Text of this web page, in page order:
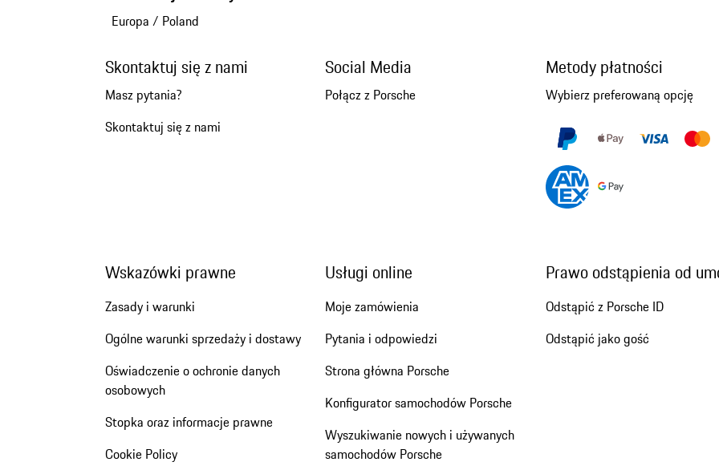
Europa / Poland
Skontaktuj się z nami
Masz pytania?
Skontaktuj się z nami
Social Media
Połącz z Porsche
Metody płatności
Wybierz preferowaną opcję
Wskazówki prawne
Zasady i warunki
Ogólne warunki sprzedaży i dostawy
Oświadczenie o ochronie danych
osobowych
Stopka oraz informacje prawne
Cookie Policy
Usługi online
Moje zamówienia
Pytania i odpowiedzi
Strona główna Porsche
Konfigurator samochodów Porsche
Wyszukiwanie nowych i używanych
samochodów Porsche
Prawo odstąpienia od
Odstąpić z Porsche ID
Odstąpić jako gość